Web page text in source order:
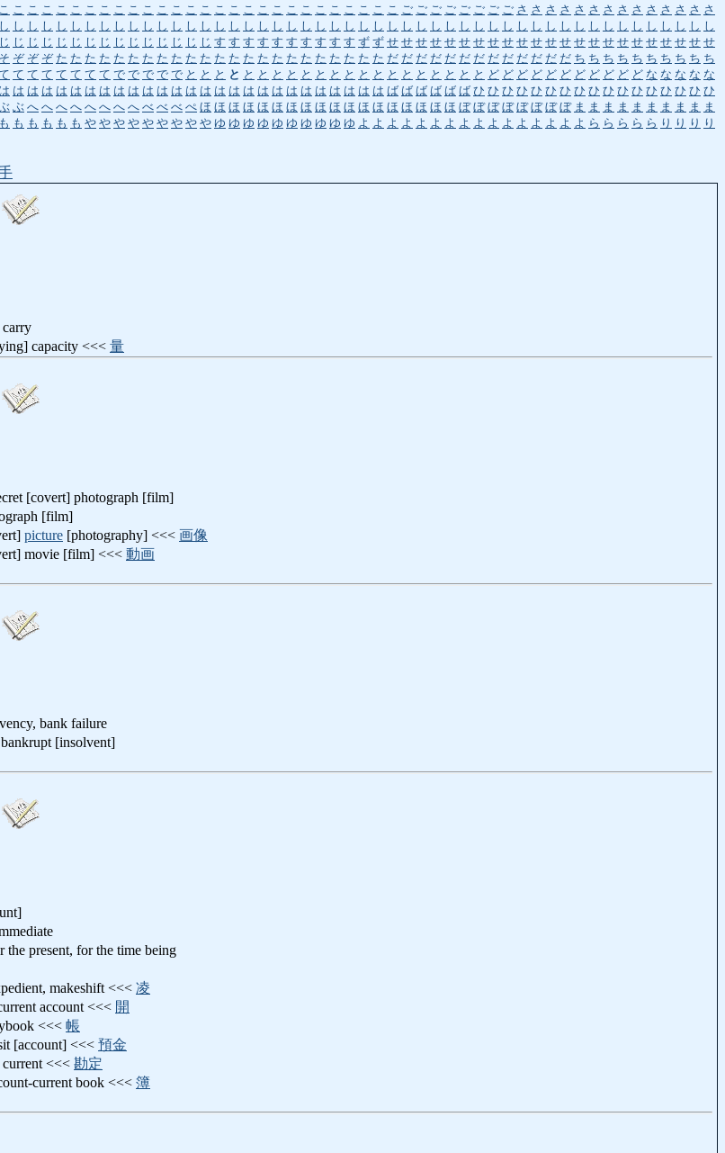
こ こ こ こ こ こ こ こ こ こ こ こ こ こ こ こ こ こ こ こ こ こ こ こ こ こ こ こ ご ご ご ご ご ご ご ご さ さ さ さ さ さ さ さ さ さ さ さ さ さ
し し し し し し し し し し し し し し し し し し し し し し し し し し し し し し し し し し し し し し し し し し し し し し し し し し
じ じ じ じ じ じ じ じ じ じ じ じ じ じ じ す す す す す す す す す す ず ず せ せ せ せ せ せ せ せ せ せ せ せ せ せ せ せ せ せ せ せ せ せ せ
そ ぞ ぞ ぞ た た た た た た た た た た た た た た た た た た た た た た た だ だ だ だ だ だ だ だ だ だ だ だ だ ち ち ち ち ち ち ち ち ち ち
て て て て て て て で で で で で と と と と と と と と と と と と と と と と と と と と と ど ど ど ど ど ど ど ど ど ど ど な な な な な
は は は は は は は は は は は は は は は は は は は は は は は は は は は ば ば ば ば ば ば ひ ひ ひ ひ ひ ひ ひ ひ ひ ひ ひ ひ ひ ひ ひ ひ ひ
ぶ へ へ へ へ へ へ へ へ べ べ べ ぺ ほ ほ ほ ほ ほ ほ ほ ほ ほ ほ ほ ほ ほ ほ ほ ほ ほ ほ ぼ ぼ ぼ ぼ ぼ ぼ ぼ ぼ ま ま ま ま ま ま ま ま ま ま
も も も も も も や や や や や や や や や ゆ ゆ ゆ ゆ ゆ ゆ ゆ ゆ ゆ ゆ よ よ よ よ よ よ よ よ よ よ よ よ よ よ よ よ ら ら ら ら ら り り り り
capacity <<< 量
[covert] photograph [film]
[film]
picture [photography] <<< 画像
movie [film] <<< 動画
bank failure
[insolvent]
present, for the time being
makeshift <<< 凌
account <<< 開
<<< 帳
[account] <<< 預金
<<< 勘定
current book <<< 簿